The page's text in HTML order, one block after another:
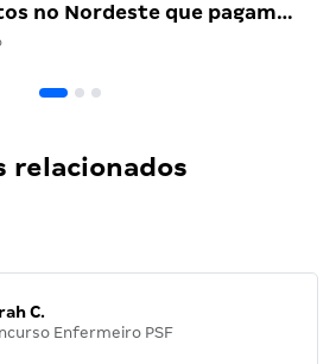
no Nordeste que pagam…
relacionados
C.
Enfermeiro PSF